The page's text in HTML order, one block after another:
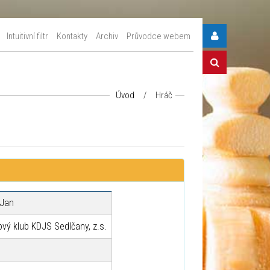
Intuitivní filtr Kontakty Archiv Průvodce webem
Úvod / Hráč
klub KDJS Sedlčany, z.s.